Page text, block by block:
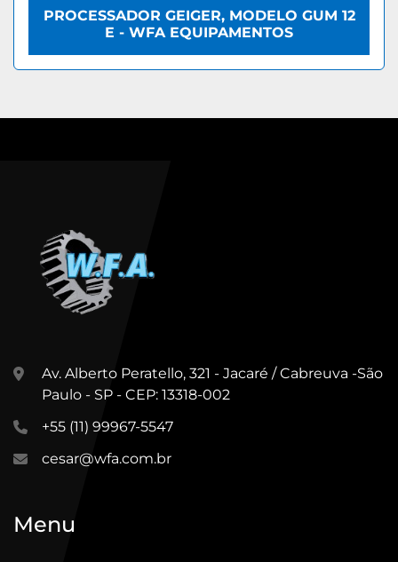
PROCESSADOR GEIGER, MODELO GUM 12
E - WFA EQUIPAMENTOS
Av. Alberto Peratello, 321 - Jacaré / Cabreuva -São
Paulo - SP - CEP: 13318-002
+55 (11) 99967-5547
cesar@wfa.com.br
Menu